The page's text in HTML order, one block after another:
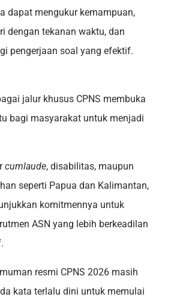
dapat mengukur kemampuan,
dengan tekanan waktu, dan
pengerjaan soal yang efektif.
jalur khusus CPNS membuka
bagi masyarakat untuk menjadi
cumlaude, disabilitas, maupun
seperti Papua dan Kalimantan,
komitmennya untuk
ASN yang lebih berkeadilan
resmi CPNS 2026 masih
kata terlalu dini untuk memulai